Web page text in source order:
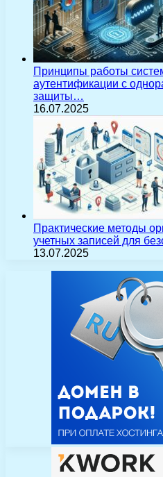
Принципы работы
аутентификации с
защиты…
16.07.2025
Практические методы
учетных записей для
13.07.2025